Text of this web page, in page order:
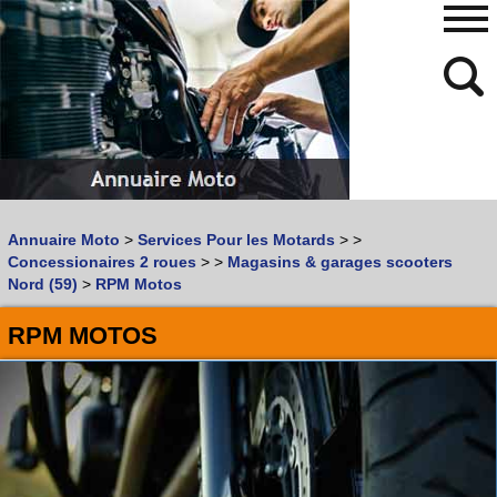
Vous recherchez un garage MOTOouSCOOTER
Quoi :
Où :
Trouver un garage Moto !
Retrouvez dans votre VILLE
les bonnes adresses de
L'ANNUAIRE MOTO & SCOOTER
480
768
Annuaire Moto > Services Pour les Motards > >
Concessionaires 2 roues > > Magasins & garages scooters
Nord (59) > RPM Motos
RPM MOTOS